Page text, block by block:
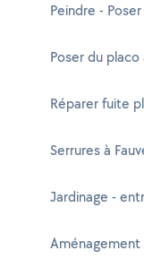
Peindre -
Poser du placo
Réparer fuite
Serrures à
Jardinage -
Aménagement